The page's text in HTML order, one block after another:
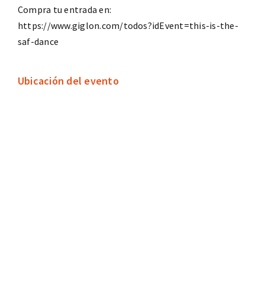
Compra tu entrada en:
https://www.giglon.com/todos?idEvent=this-is-the-
saf-dance
Ubicación del evento